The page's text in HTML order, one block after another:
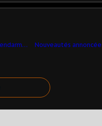
Redif : "SM" passionnément dans la Gendarmerie...